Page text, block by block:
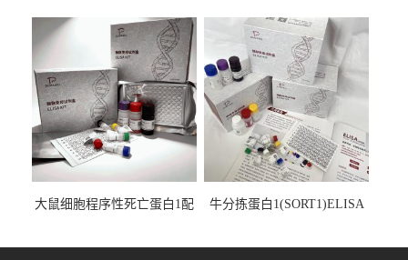
大鼠细胞程序性死亡蛋白1配
试剂盒
牛分拣蛋白1(SORT1)ELISA